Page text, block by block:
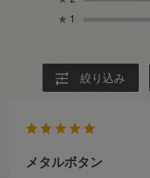
★ 1
絞り込み
メタルボタン